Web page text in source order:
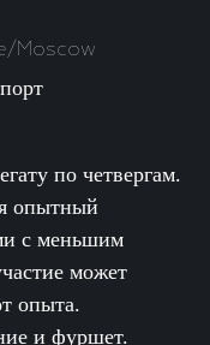
Moscow
по четвергам.
опытный
с меньшим
может
опыта.
и фуршет.